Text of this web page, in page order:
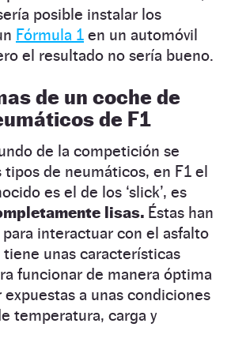
posible instalar los
Fórmula 1 en un automóvil
el resultado no sería bueno.
de un coche de
de F1
de la competición se
de neumáticos, en F1 el
es el de los ‘slick’, es
lisas. Éstas han
interactuar con el asfalto
unas características
funcionar de manera óptima
a unas condiciones
temperatura, carga y